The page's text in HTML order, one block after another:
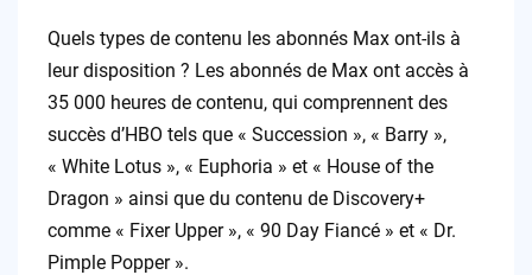
Quels types de contenu les abonnés Max ont-ils à
leur disposition ? Les abonnés de Max ont accès à
35 000 heures de contenu, qui comprennent des
succès d’HBO tels que « Succession », « Barry »,
« White Lotus », « Euphoria » et « House of the
Dragon » ainsi que du contenu de Discovery+
comme « Fixer Upper », « 90 Day Fiancé » et « Dr.
Pimple Popper ».